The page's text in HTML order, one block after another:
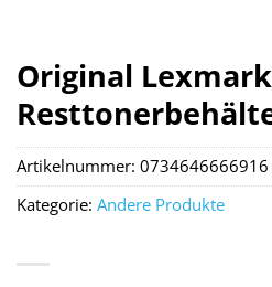
Original Lexmark
Artikelnummer: 0734646666916
Kategorie: Andere Produkte